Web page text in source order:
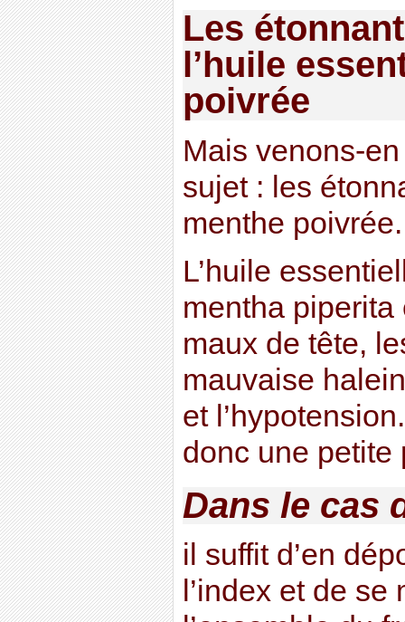
Les
l’huile
poivrée
Mais venons-
sujet : les
menthe poivrée.
L’huile
mentha
maux de tête,
mauvaise
et
donc une petite
Dans le cas
il suffit d’en
l’index et de